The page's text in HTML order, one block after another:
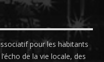
pour les habitants
de la vie locale, des